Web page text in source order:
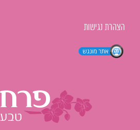
הצהרת נגישות